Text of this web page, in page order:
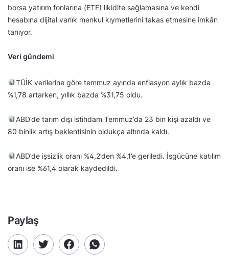
borsa yatırım fonlarına (ETF) likidite sağlamasına ve kendi
hesabına dijital varlık menkul kıymetlerini takas etmesine imkân
tanıyor.
Veri gündemi
TÜİK verilerine göre temmuz ayında enflasyon aylık bazda
%1,78 artarken, yıllık bazda %31,75 oldu.
ABD’de tarım dışı istihdam Temmuz’da 23 bin kişi azaldı ve
80 binlik artış beklentisinin oldukça altında kaldı.
ABD’de işsizlik oranı %4,2’den %4,1’e geriledi. İşgücüne katılım
oranı ise %61,4 olarak kaydedildi.
Paylaş